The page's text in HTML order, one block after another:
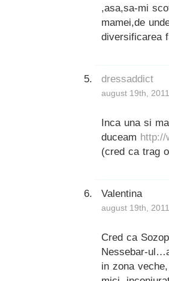
,asa,sa-mi
mamei,de
diversificarea
dressaddict
august 19th,
Inca una si
duceam http://
(cred ca trag
Valentina
august 19th,
Cred ca
Nessebar-
in zona